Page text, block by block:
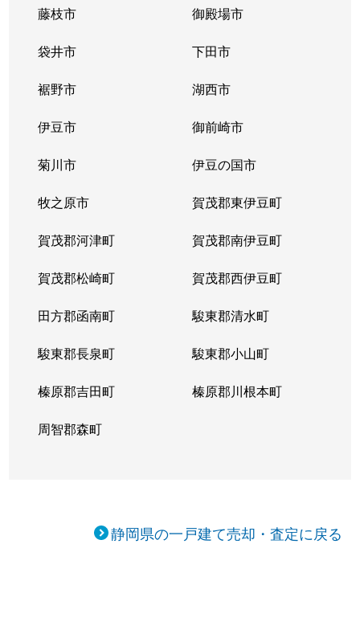
藤枝市 御殿場市
袋井市 下田市
裾野市 湖西市
伊豆市 御前崎市
菊川市 伊豆の国市
牧之原市 賀茂郡東伊豆町
賀茂郡河津町 賀茂郡南伊豆町
賀茂郡松崎町 賀茂郡西伊豆町
田方郡函南町 駿東郡清水町
駿東郡長泉町 駿東郡小山町
榛原郡吉田町 榛原郡川根本町
周智郡森町
静岡県の一戸建て売却・査定に戻る